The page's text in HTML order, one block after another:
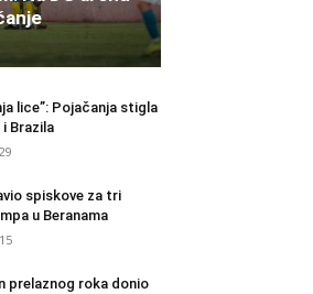
lice”: Pojačanja stigla
Brazila
spiskove za tri
u Beranama
prelaznog roka donio